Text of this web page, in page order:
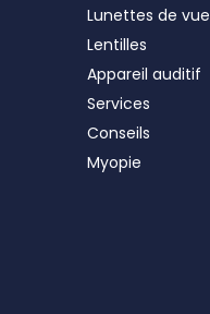
Lunettes de vue
Lentilles
Appareil auditif
Services
Conseils
Myopie